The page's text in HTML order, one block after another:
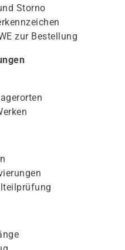
Storno
zur Bestellung